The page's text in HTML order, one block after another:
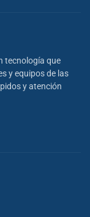
tecnología que
y equipos de las
y atención